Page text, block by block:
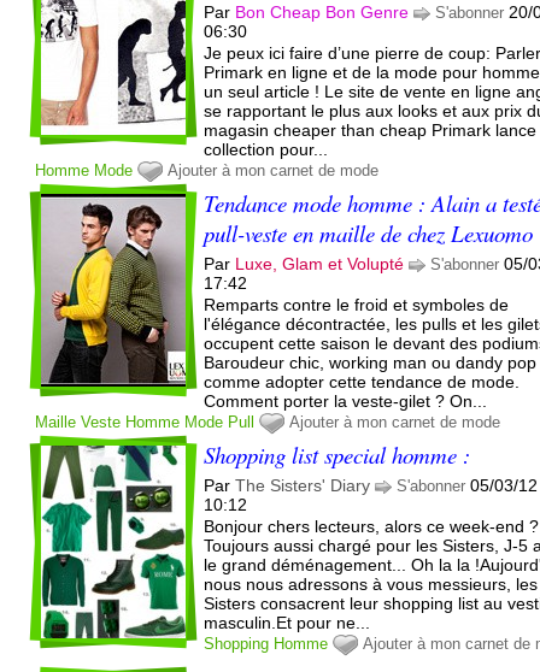
Par Bon Cheap Bon Genre S'abonner 20/
06:30
Je peux ici faire d’une pierre de coup:
Primark en ligne et de la mode pour
un seul article ! Le site de vente en ligne
se rapportant le plus aux looks et aux prix
magasin cheaper than cheap Primark
collection pour...
Homme Mode Ajouter à mon carnet de mode
Tendance mode homme : Alain a
pull-veste en maille de chez Lexuomo
Par Luxe, Glam et Volupté S'abonner 05/
17:42
Remparts contre le froid et symboles de
l'élégance décontractée, les pulls et les
occupent cette saison le devant des
Baroudeur chic, working man ou dandy pop
comme adopter cette tendance de mode.
Comment porter la veste-gilet ? On...
Maille Veste Homme Mode Pull Ajouter à mon carnet de mode
Shopping list special homme :
ParThe Sisters' Diary S'abonner 05/03/12
10:12
Bonjour chers lecteurs, alors ce week-end ?
Toujours aussi chargé pour les Sisters, J-5
le grand déménagement... Oh la la
nous nous adressons à vous messieurs, les
Sisters consacrent leur shopping list au
masculin. Et pour ne...
Shopping Homme Ajouter à mon carnet de